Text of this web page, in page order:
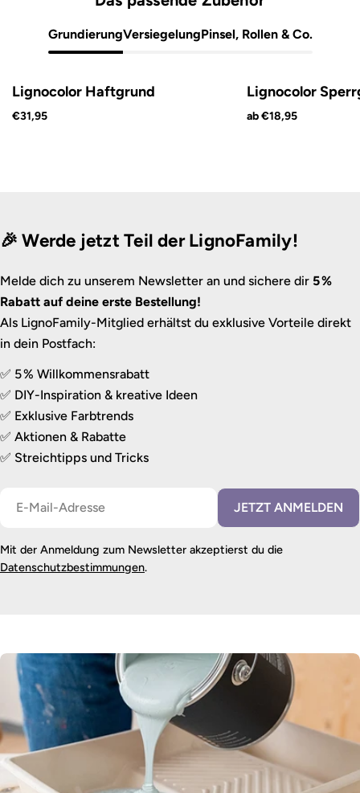
GrundierungVersiegelungPinsel, Rollen & Co.
Lignocolor Haftgrund
€31,95
Lignocolor
ab €18,95
🎉 Werde jetzt Teil der LignoFamily!
Melde dich zu unserem Newsletter an und sichere dir 5 %
Rabatt auf deine erste Bestellung!
Als LignoFamily-Mitglied erhältst du exklusive Vorteile direkt
in dein Postfach:
✅ 5 % Willkommensrabatt
✅ DIY-Inspiration & kreative Ideen
✅ Exklusive Farbtrends
✅ Aktionen & Rabatte
✅ Streichtipps und Tricks
JETZT ANMELDEN
Mit der Anmeldung zum Newsletter akzeptierst du die
Datenschutzbestimmungen.